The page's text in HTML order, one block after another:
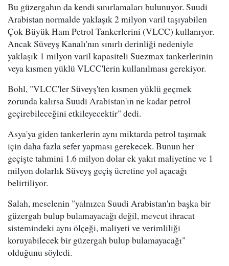
Bu güzergahın da kendi sınırlamaları bulunuyor. Suudi
Arabistan normalde yaklaşık 2 milyon varil taşıyabilen
Çok Büyük Ham Petrol Tankerlerini (VLCC) kullanıyor.
Ancak Süveyş Kanalı'nın sınırlı derinliği nedeniyle
yaklaşık 1 milyon varil kapasiteli Suezmax tankerlerinin
veya kısmen yüklü VLCC'lerin kullanılması gerekiyor.
Bohl, "VLCC'ler Süveyş'ten kısmen yüklü geçmek
zorunda kalırsa Suudi Arabistan'ın ne kadar petrol
geçirebileceğini etkileyecektir" dedi.
Asya'ya giden tankerlerin aynı miktarda petrol taşımak
için daha fazla sefer yapması gerekecek. Bunun her
geçişte tahmini 1.6 milyon dolar ek yakıt maliyetine ve 1
milyon dolarlık Süveyş geçiş ücretine yol açacağı
belirtiliyor.
Salah, meselenin "yalnızca Suudi Arabistan'ın başka bir
güzergah bulup bulamayacağı değil, mevcut ihracat
sistemindeki aynı ölçeği, maliyeti ve verimliliği
koruyabilecek bir güzergah bulup bulamayacağı"
olduğunu söyledi.